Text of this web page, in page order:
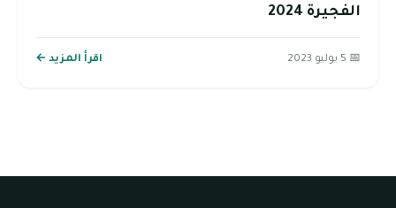
الفجيرة 2024
📅 5 يوليو 2023 اقرأ المزيد ←